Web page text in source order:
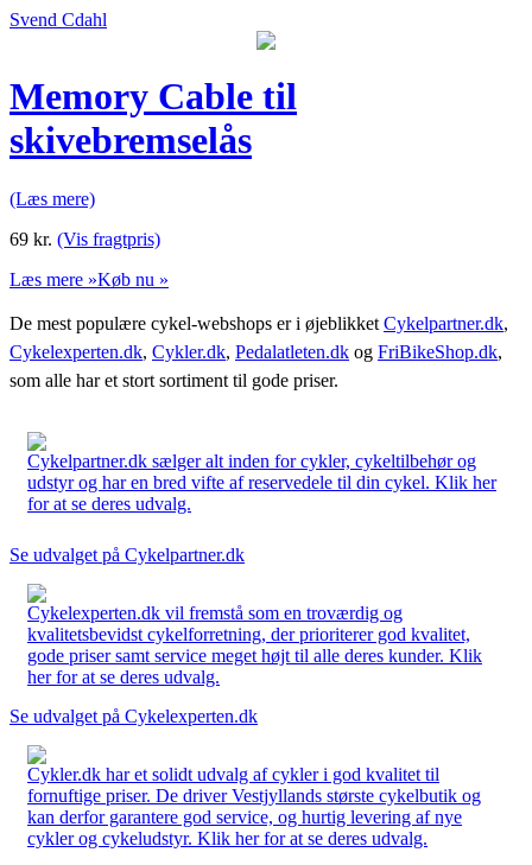
Svend Cdahl
Memory Cable til
skivebremselås
(Læs mere)
69 kr. (Vis fragtpris)
Læs mere »Køb nu »
De mest populære cykel-webshops er i øjeblikket Cykelpartner.dk,
Cykelexperten.dk, Cykler.dk, Pedalatleten.dk og FriBikeShop.dk,
som alle har et stort sortiment til gode priser.
Cykelpartner.dk sælger alt inden for cykler, cykeltilbehør og
udstyr og har en bred vifte af reservedele til din cykel. Klik her
for at se deres udvalg.
Se udvalget på Cykelpartner.dk
Cykelexperten.dk vil fremstå som en troværdig og
kvalitetsbevidst cykelforretning, der prioriterer god kvalitet,
gode priser samt service meget højt til alle deres kunder. Klik
her for at se deres udvalg.
Se udvalget på Cykelexperten.dk
Cykler.dk har et solidt udvalg af cykler i god kvalitet til
fornuftige priser. De driver Vestjyllands største cykelbutik og
kan derfor garantere god service, og hurtig levering af nye
cykler og cykeludstyr. Klik her for at se deres udvalg.